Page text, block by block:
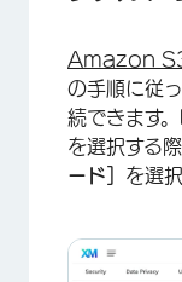
Amazon S3
の手順に従
続できます
を選択する
ード］ を選